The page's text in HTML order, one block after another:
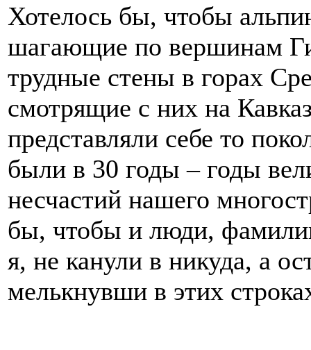
Хотелось бы, чтобы
шагающие по вершинам
трудные стены в горах
смотрящие с них на
представляли себе то
были в 30 годы – годы
несчастий нашего
бы, чтобы и люди,
я, не канули в никуда, а
мелькнувши в этих